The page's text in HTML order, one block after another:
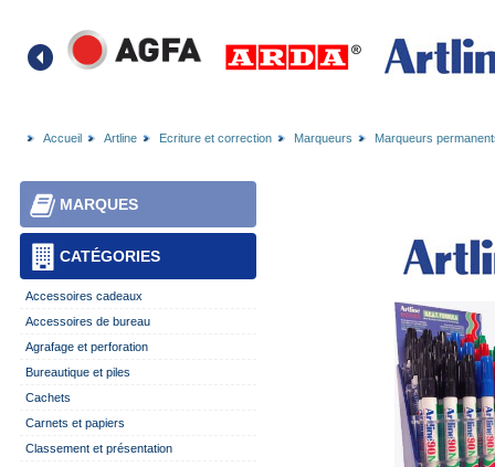
Accueil Artline Ecriture et correction Marqueurs Marqueurs
CATÉGORIES
MARQUES
Accessoires cadeaux
Accessoires de bureau
Agrafage et perforation
Bureautique et piles
Cachets
Carnets et papiers
Classement et présentation